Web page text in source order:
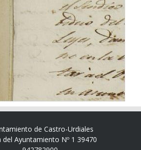
de Castro-Urdiales
del Ayuntamiento Nº 1 39470